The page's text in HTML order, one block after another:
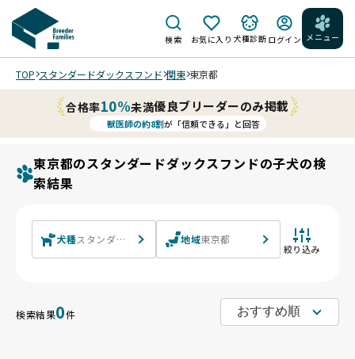
検索 お気に入り 犬種診断 ログイン メニュー
TOP スタンダードダックスフンド 関東 東京都
合格率10%未満優良ブリーダーのみ掲載
獣医師の約8割が「信頼できる」と回答
東京都のスタンダードダックスフンドの子犬の検
索結果
犬種スタンダードダックスフンド スタンダードダックスフンド(
地域東京都
絞り込み
検索結果0件